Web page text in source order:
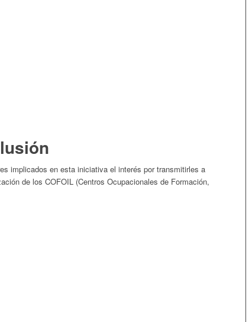
implicados en esta iniciativa el interés por transmitirles a
de los COFOIL (Centros Ocupacionales de Formación,